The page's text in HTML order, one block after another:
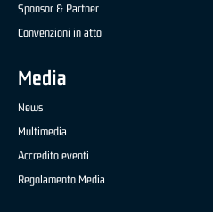
Sponsor & Partner
Convenzioni in atto
Media
News
Multimedia
Accredito eventi
Regolamento Media